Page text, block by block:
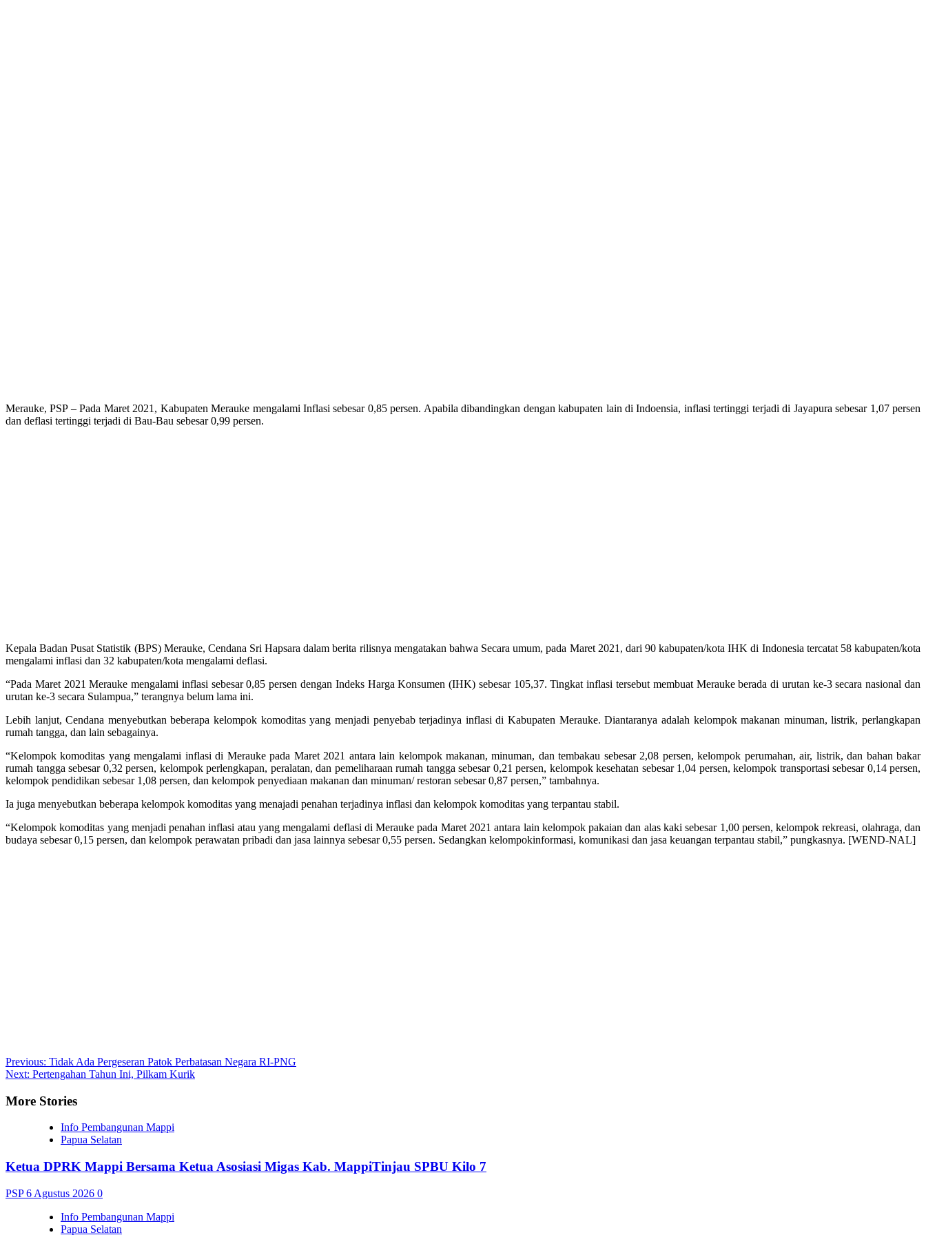
Merauke, PSP – Pada Maret 2021, Kabupaten Merauke mengalami Inflasi sebesar 0,85 persen. Apabila dibandingkan dengan kabupaten lain di Indoensia, inflasi tertinggi terjadi di Jayapura sebesar 1,07 persen
dan deflasi tertinggi terjadi di Bau-Bau sebesar 0,99 persen.
Kepala Badan Pusat Statistik (BPS) Merauke, Cendana Sri Hapsara dalam berita rilisnya mengatakan bahwa Secara umum, pada Maret 2021, dari 90 kabupaten/kota IHK di Indonesia tercatat 58 kabupaten/kota
mengalami inflasi dan 32 kabupaten/kota mengalami deflasi.
“Pada Maret 2021 Merauke mengalami inflasi sebesar 0,85 persen dengan Indeks Harga Konsumen (IHK) sebesar 105,37. Tingkat inflasi tersebut membuat Merauke berada di urutan ke-3 secara nasional dan
urutan ke-3 secara Sulampua,” terangnya belum lama ini.
Lebih lanjut, Cendana menyebutkan beberapa kelompok komoditas yang menjadi penyebab terjadinya inflasi di Kabupaten Merauke. Diantaranya adalah kelompok makanan minuman, listrik, perlangkapan
rumah tangga, dan lain sebagainya.
“Kelompok komoditas yang mengalami inflasi di Merauke pada Maret 2021 antara lain kelompok makanan, minuman, dan tembakau sebesar 2,08 persen, kelompok perumahan, air, listrik, dan bahan bakar
rumah tangga sebesar 0,32 persen, kelompok perlengkapan, peralatan, dan pemeliharaan rumah tangga sebesar 0,21 persen, kelompok kesehatan sebesar 1,04 persen, kelompok transportasi sebesar 0,14 persen,
kelompok pendidikan sebesar 1,08 persen, dan kelompok penyediaan makanan dan minuman/ restoran sebesar 0,87 persen,” tambahnya.
Ia juga menyebutkan beberapa kelompok komoditas yang menajadi penahan terjadinya inflasi dan kelompok komoditas yang terpantau stabil.
“Kelompok komoditas yang menjadi penahan inflasi atau yang mengalami deflasi di Merauke pada Maret 2021 antara lain kelompok pakaian dan alas kaki sebesar 1,00 persen, kelompok rekreasi, olahraga, dan
budaya sebesar 0,15 persen, dan kelompok perawatan pribadi dan jasa lainnya sebesar 0,55 persen. Sedangkan kelompokinformasi, komunikasi dan jasa keuangan terpantau stabil,” pungkasnya. [WEND-NAL]
Post
navigation
Previous: Tidak Ada Pergeseran Patok Perbatasan Negara RI-PNG
Next: Pertengahan Tahun Ini, Pilkam Kurik
More Stories
Info Pembangunan Mappi
Papua Selatan
Ketua DPRK Mappi Bersama Ketua Asosiasi Migas Kab. MappiTinjau SPBU Kilo 7
PSP6 Agustus 2026 0
Info Pembangunan Mappi
Papua Selatan